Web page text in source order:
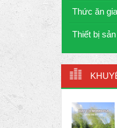
Thức ăn
Thiết bị